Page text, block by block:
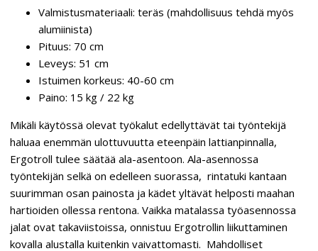
Valmistusmateriaali: teräs (mahdollisuus tehdä myös
alumiinista)
Pituus: 70 cm
Leveys: 51 cm
Istuimen korkeus: 40-60 cm
Paino: 15 kg / 22 kg
Mikäli käytössä olevat työkalut edellyttävät tai työntekijä
haluaa enemmän ulottuvuutta eteenpäin lattianpinnalla,
Ergotroll tulee säätää ala-asentoon. Ala-asennossa
työntekijän selkä on edelleen suorassa, rintatuki kantaan
suurimman osan painosta ja kädet yltävät helposti maahan
hartioiden ollessa rentona. Vaikka matalassa työasennossa
jalat ovat takaviistoissa, onnistuu Ergotrollin liikuttaminen
kovalla alustalla kuitenkin vaivattomasti. Mahdolliset